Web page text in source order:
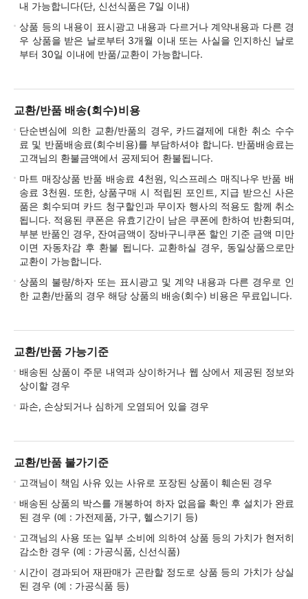
내 가능합니다(단, 신선식품은 7일 이내)
상품 등의 내용이 표시광고 내용과 다르거나 계약내용과 다른 경
우 상품을 받은 날로부터 3개월 이내 또는 사실을 인지하신 날로
부터 30일 이내에 반품/교환이 가능합니다.
교환/반품 배송(회수)비용
단순변심에 의한 교환/반품의 경우, 카드결제에 대한 취소 수수
료 및 반품배송료(회수비용)를 부담하셔야 합니다. 반품배송료는
고객님의 환불금액에서 공제되어 환불됩니다.
마트 매장상품 반품 배송료 4천원, 익스프레스 매직나우 반품 배
송료 3천원. 또한, 상품구매 시 적립된 포인트, 지급 받으신 사은
품은 회수되며 카드 청구할인과 무이자 행사의 적용도 함께 취소
됩니다. 적용된 쿠폰은 유효기간이 남은 쿠폰에 한하여 반환되며,
부분 반품인 경우, 잔여금액이 장바구니쿠폰 할인 기준 금액 미만
이면 자동차감 후 환불 됩니다. 교환하실 경우, 동일상품으로만
교환이 가능합니다.
상품의 불량/하자 또는 표시광고 및 계약 내용과 다른 경우로 인
한 교환/반품의 경우 해당 상품의 배송(회수) 비용은 무료입니다.
교환/반품 가능기준
배송된 상품이 주문 내역과 상이하거나 웹 상에서 제공된 정보와
상이할 경우
파손, 손상되거나 심하게 오염되어 있을 경우
교환/반품 불가기준
고객님이 책임 사유 있는 사유로 포장된 상품이 훼손된 경우
배송된 상품의 박스를 개봉하여 하자 없음을 확인 후 설치가 완료
된 경우 (예 : 가전제품, 가구, 헬스기기 등)
고객님의 사용 또는 일부 소비에 의하여 상품 등의 가치가 현저히
감소한 경우 (예 : 가공식품, 신선식품)
시간이 경과되어 재판매가 곤란할 정도로 상품 등의 가치가 상실
된 경우 (예 : 가공식품 등)